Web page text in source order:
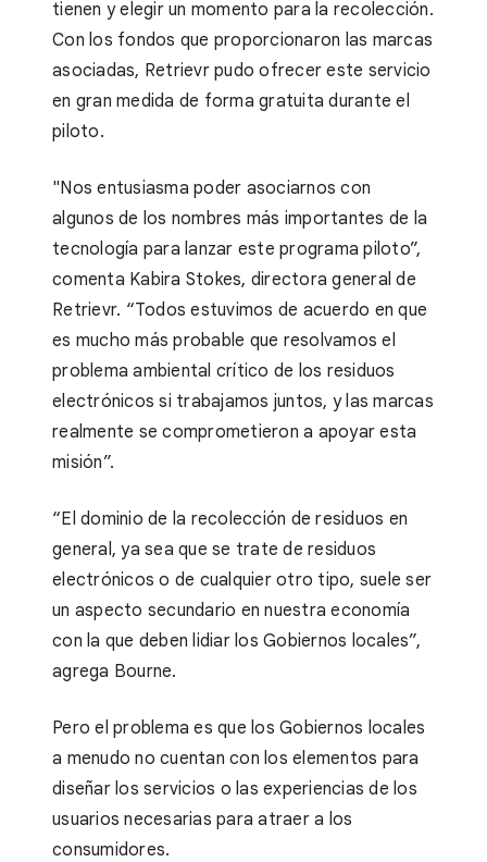
tienen y elegir un momento para la recolección.
Con los fondos que proporcionaron las marcas
asociadas, Retrievr pudo ofrecer este servicio
en gran medida de forma gratuita durante el
piloto.
"Nos entusiasma poder asociarnos con
algunos de los nombres más importantes de la
tecnología para lanzar este programa piloto”,
comenta Kabira Stokes, directora general de
Retrievr. “Todos estuvimos de acuerdo en que
es mucho más probable que resolvamos el
problema ambiental crítico de los residuos
electrónicos si trabajamos juntos, y las marcas
realmente se comprometieron a apoyar esta
misión”.
“El dominio de la recolección de residuos en
general, ya sea que se trate de residuos
electrónicos o de cualquier otro tipo, suele ser
un aspecto secundario en nuestra economía
con la que deben lidiar los Gobiernos locales”,
agrega Bourne.
Pero el problema es que los Gobiernos locales
a menudo no cuentan con los elementos para
diseñar los servicios o las experiencias de los
usuarios necesarias para atraer a los
consumidores.